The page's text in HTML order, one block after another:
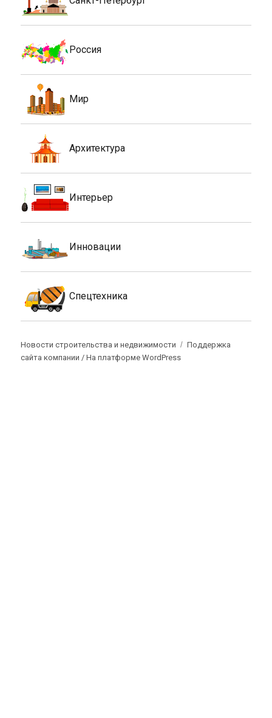
Россия
Мир
Архитектура
Интерьер
Инновации
Спецтехника
Новости строительства и недвижимости
Поддержка
сайта компании /На платформе WordPress